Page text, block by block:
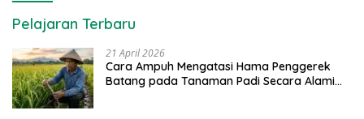
Pelajaran Terbaru
21 April 2026
Cara Ampuh Mengatasi Hama Penggerek
Batang pada Tanaman Padi Secara Alami